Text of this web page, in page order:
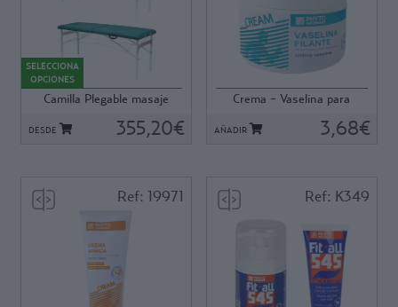
SELECCIONA
OPCIONES
Camilla Plegable masaje
DESDE 355,20€
Camilla con tensores, lo que
estabilidad. Fuerte, plegable y
convertible en maleta.
Estructura en Aluminio, altura
fija. Muy ligera. Ideal para
masaje.
Dimensiones: ancho 62 x
largo 182 cm. x 75 cm. de alto.
Disponible en dos versiones:
Con o Sin respaldo abatible.
Crema - Vaselina para
masaje. 250 ml.
AÑADIR 3,68€
Especial para masaje por su
textura. Suave e hidratante.
Envase de 250 ml
Ref: 19971
Ref: 19971
Gel-crema elaborado a base
Ref: K349
Crema que ayuda a preparar